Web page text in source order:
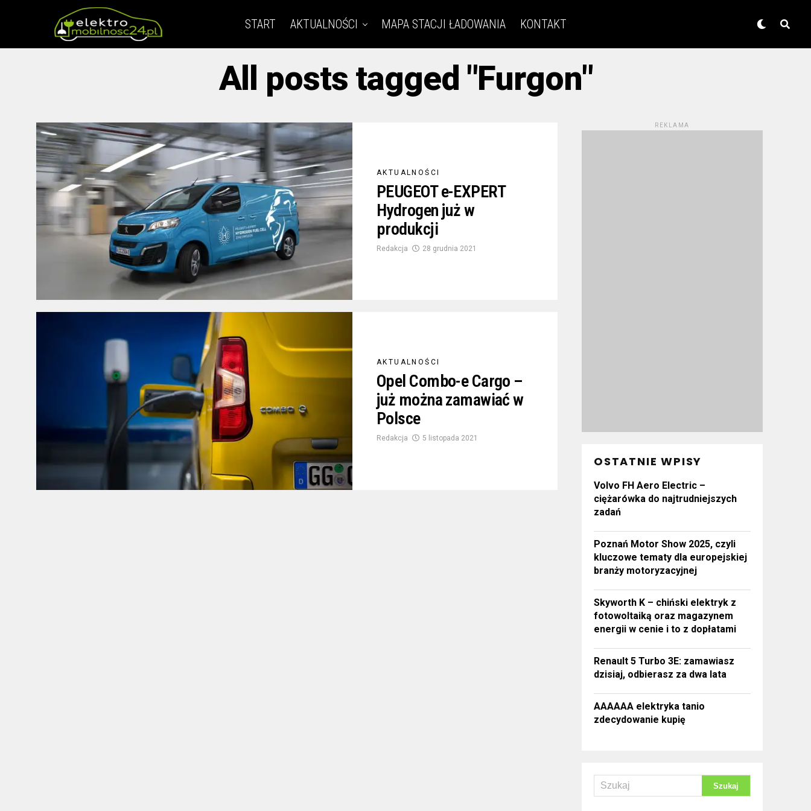
START AKTUALNOŚCI MAPA STACJI ŁADOWANIA KONTAKT
All posts tagged "Furgon"
AKTUALNOŚCI
PEUGEOT e-EXPERT
Hydrogen już w
produkcji
Redakcja 28 grudnia 2021
AKTUALNOŚCI
Opel Combo-e Cargo –
już można zamawiać w
Polsce
Redakcja 5 listopada 2021
REKLAMA
OSTATNIE WPISY
Volvo FH Aero Electric –
ciężarówka do najtrudniejszych
zadań
Poznań Motor Show 2025, czyli
kluczowe tematy dla europejskiej
branży motoryzacyjnej
Skyworth K – chiński elektryk z
fotowoltaiką oraz magazynem
energii w cenie i to z dopłatami
Renault 5 Turbo 3E: zamawiasz
dzisiaj, odbierasz za dwa lata
AAAAAA elektryka tanio
zdecydowanie kupię